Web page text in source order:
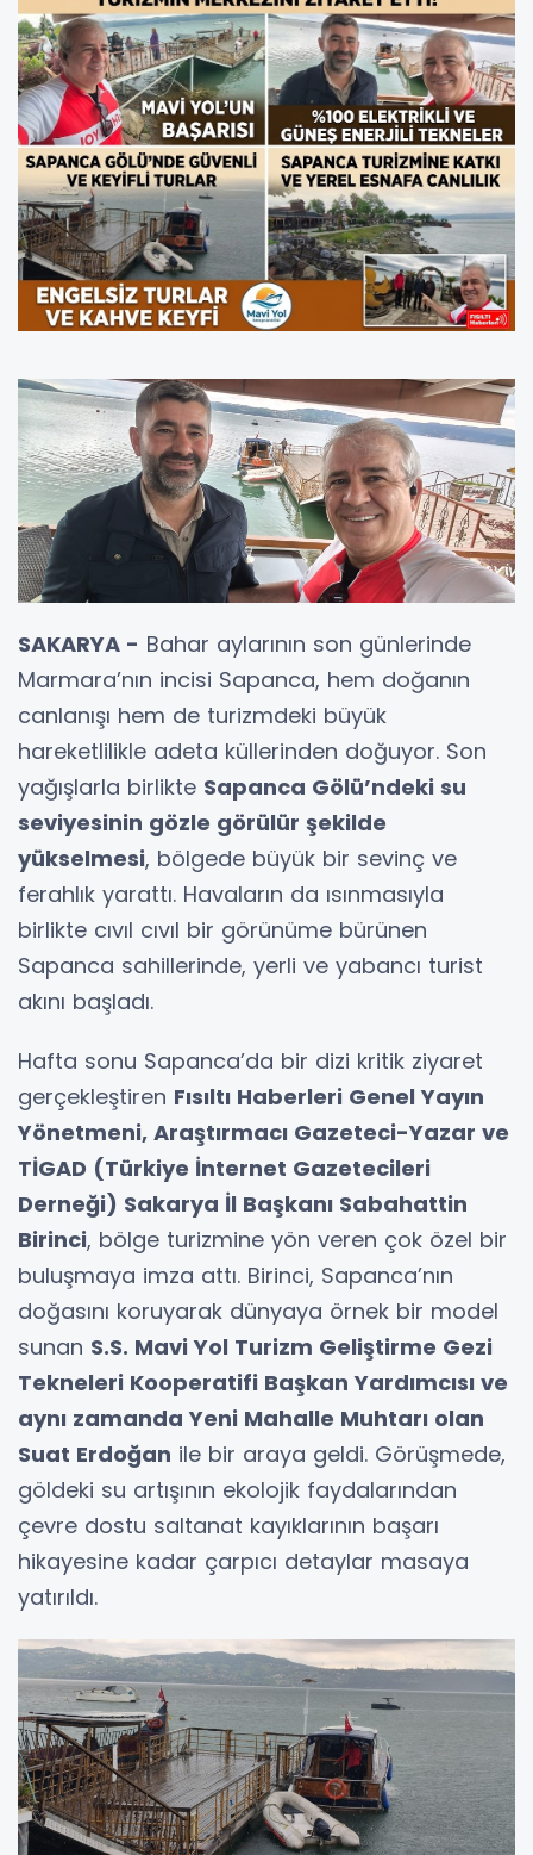
SAKARYA - Bahar aylarının son günlerinde
Marmara’nın incisi Sapanca, hem doğanın
canlanışı hem de turizmdeki büyük
hareketlilikle adeta küllerinden doğuyor. Son
yağışlarla birlikte Sapanca Gölü’ndeki su
seviyesinin gözle görülür şekilde
yükselmesi, bölgede büyük bir sevinç ve
ferahlık yarattı. Havaların da ısınmasıyla
birlikte cıvıl cıvıl bir görünüme bürünen
Sapanca sahillerinde, yerli ve yabancı turist
akını başladı.
Hafta sonu Sapanca’da bir dizi kritik ziyaret
gerçekleştiren Fısıltı Haberleri Genel Yayın
Yönetmeni, Araştırmacı Gazeteci-Yazar ve
TİGAD (Türkiye İnternet Gazetecileri
Derneği) Sakarya İl Başkanı Sabahattin
Birinci, bölge turizmine yön veren çok özel bir
buluşmaya imza attı. Birinci, Sapanca’nın
doğasını koruyarak dünyaya örnek bir model
sunan S.S. Mavi Yol Turizm Geliştirme Gezi
Tekneleri Kooperatifi Başkan Yardımcısı ve
aynı zamanda Yeni Mahalle Muhtarı olan
Suat Erdoğan ile bir araya geldi. Görüşmede,
göldeki su artışının ekolojik faydalarından
çevre dostu saltanat kayıklarının başarı
hikayesine kadar çarpıcı detaylar masaya
yatırıldı.